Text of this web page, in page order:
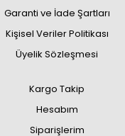
Garanti ve İade Şartları
Kişisel Veriler Politikası
Üyelik Sözleşmesi
Kargo Takip
Hesabım
Siparişlerim